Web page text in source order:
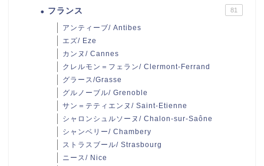
フランス 81
アンティーブ/ Antibes
エズ/ Eze
カンヌ/ Cannes
クレルモン＝フェラン/ Clermont-Ferrand
グラース/Grasse
グルノーブル/ Grenoble
サン＝テティエンヌ/ Saint-Etienne
シャロンシュルソーヌ/ Chalon-sur-Saône
シャンベリー/ Chambery
ストラスブール/ Strasbourg
ニース/ Nice